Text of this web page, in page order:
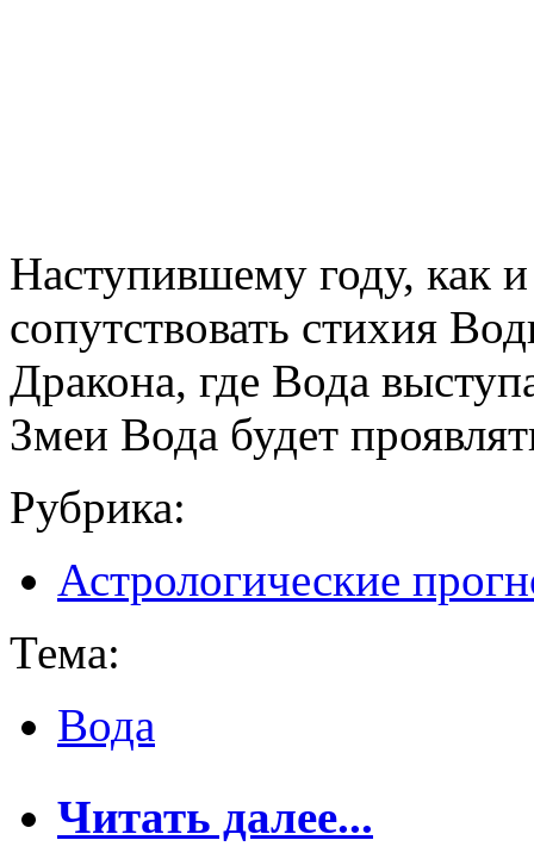
Наступившему году, как
сопутствовать стихия
Дракона, где Вода
Змеи Вода будет
Рубрика:
Астрологические
Тема:
Вода
Читать далее...